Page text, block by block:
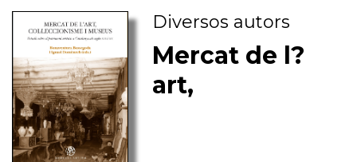
Diversos autors
Mercat de l?
art,